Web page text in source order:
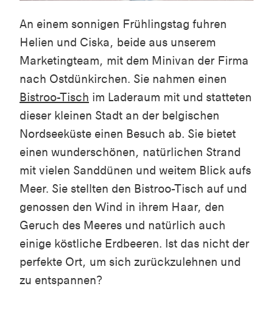
An einem sonnigen Frühlingstag fuhren
Helien und Ciska, beide aus unserem
Marketingteam, mit dem Minivan der Firma
nach Ostdünkirchen. Sie nahmen einen
Bistroo-Tisch im Laderaum mit und statteten
dieser kleinen Stadt an der belgischen
Nordseeküste einen Besuch ab. Sie bietet
einen wunderschönen, natürlichen Strand
mit vielen Sanddünen und weitem Blick aufs
Meer. Sie stellten den Bistroo-Tisch auf und
genossen den Wind in ihrem Haar, den
Geruch des Meeres und natürlich auch
einige köstliche Erdbeeren. Ist das nicht der
perfekte Ort, um sich zurückzulehnen und
zu entspannen?